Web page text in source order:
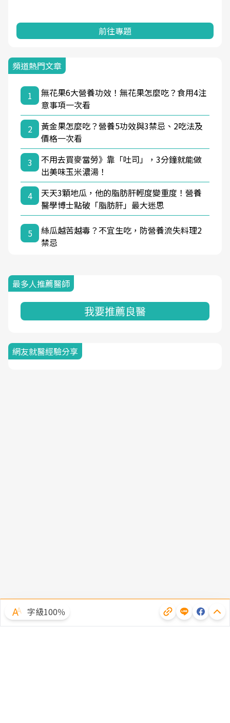
前往專題
頻道熱門文章
1
無花果6大營養功效！無花果怎麼吃？食用4注
意事項一次看
2
黃金果怎麼吃？營養5功效與3禁忌、2吃法及
價格一次看
3
不用去買麥當勞》靠「吐司」，3分鐘就能做
出美味玉米濃湯！
4
天天3顆地瓜，他的脂肪肝輕度變重度！營養
醫學博士點破「脂肪肝」最大迷思
5
絲瓜越苦越毒？不宜生吃，防營養流失料理2
禁忌
最多人推薦醫師
我要推薦良醫
網友就醫經驗分享
字級100％